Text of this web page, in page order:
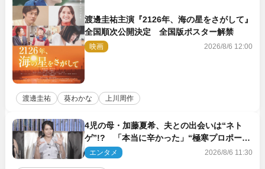
渡邊圭祐主演『2126年、海の星をさがして』
全国順次公開決定 全国版ポスター解禁
映画 2026/8/6 12:00
渡邊圭祐 葵わかな 上川周作
4児の母・加藤夏希、夫との出会いは“ネト
ゲ”!? 「本当に辛かった」“極寒プロポー
ズ”も告白
エンタメ 2026/8/6 11:30